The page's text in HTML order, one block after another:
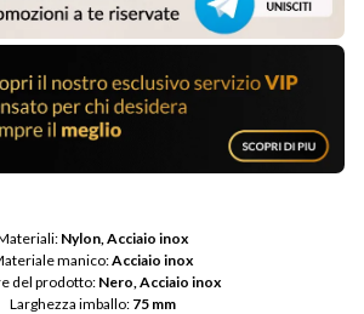
Nylon, Acciaio inox
manico: Acciaio inox
del prodotto: Nero, Acciaio inox
Larghezza imballo: 75 mm